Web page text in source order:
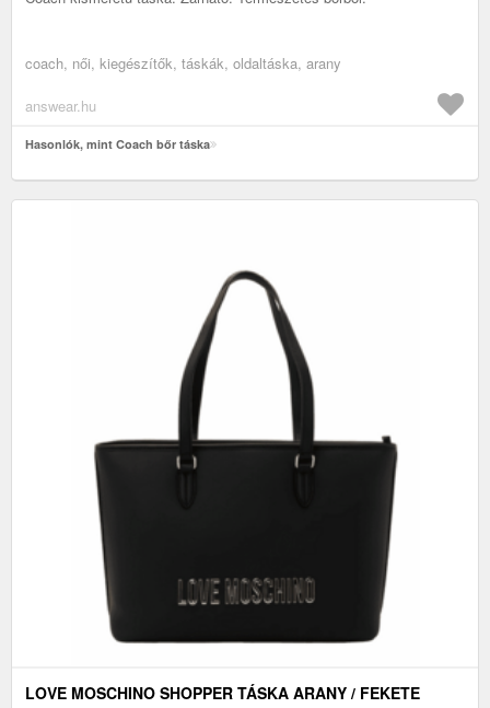
coach, női, kiegészítők, táskák, oldaltáska, arany
answear.hu
Hasonlók, mint Coach bőr táska
LOVE MOSCHINO SHOPPER TÁSKA ARANY / FEKETE